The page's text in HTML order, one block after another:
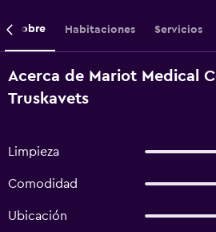
Sobre Habitaciones Servicios
Acerca de Mariot Medical
Truskavets
Limpieza
Comodidad
Ubicación